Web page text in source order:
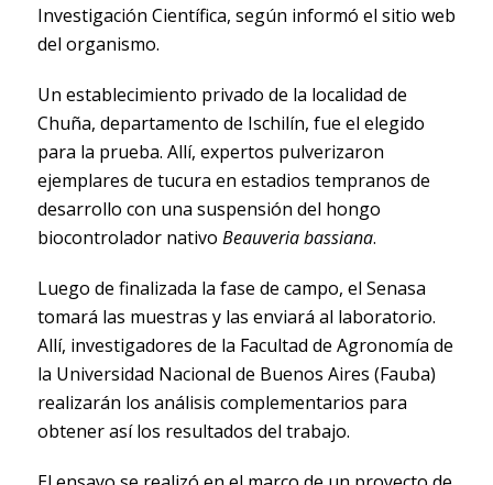
Investigación Científica, según informó el sitio web
del organismo.
Un establecimiento privado de la localidad de
Chuña, departamento de Ischilín, fue el elegido
para la prueba. Allí, expertos pulverizaron
ejemplares de tucura en estadios tempranos de
desarrollo con una suspensión del hongo
biocontrolador nativo Beauveria bassiana.
Luego de finalizada la fase de campo, el Senasa
tomará las muestras y las enviará al laboratorio.
Allí, investigadores de la Facultad de Agronomía de
la Universidad Nacional de Buenos Aires (Fauba)
realizarán los análisis complementarios para
obtener así los resultados del trabajo.